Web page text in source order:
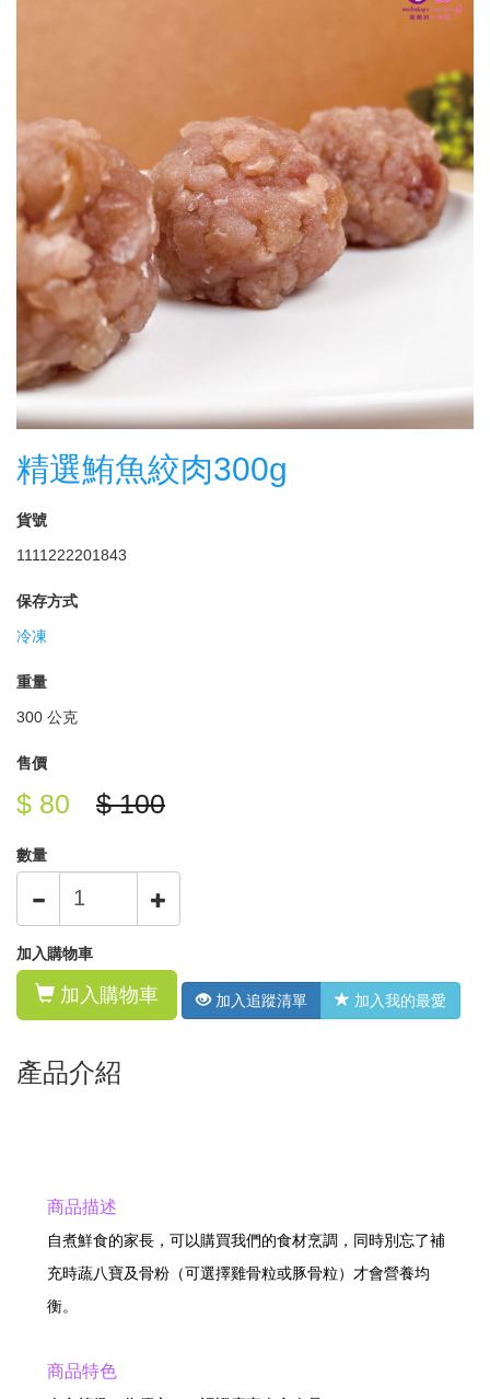
精選鮪魚絞肉300g
貨號
1111222201843
保存方式
冷凍
重量
300 公克
售價
$ 80 $ 100
數量
加入購物車
加入購物車 加入追蹤清單 加入我的最愛
產品介紹
商品描述
自煮鮮食的家長，可以購買我們的食材烹調，同時別忘了補
充時蔬八寶及骨粉（可選擇雞骨粒或豚骨粒）才會營養均
衡。
商品特色